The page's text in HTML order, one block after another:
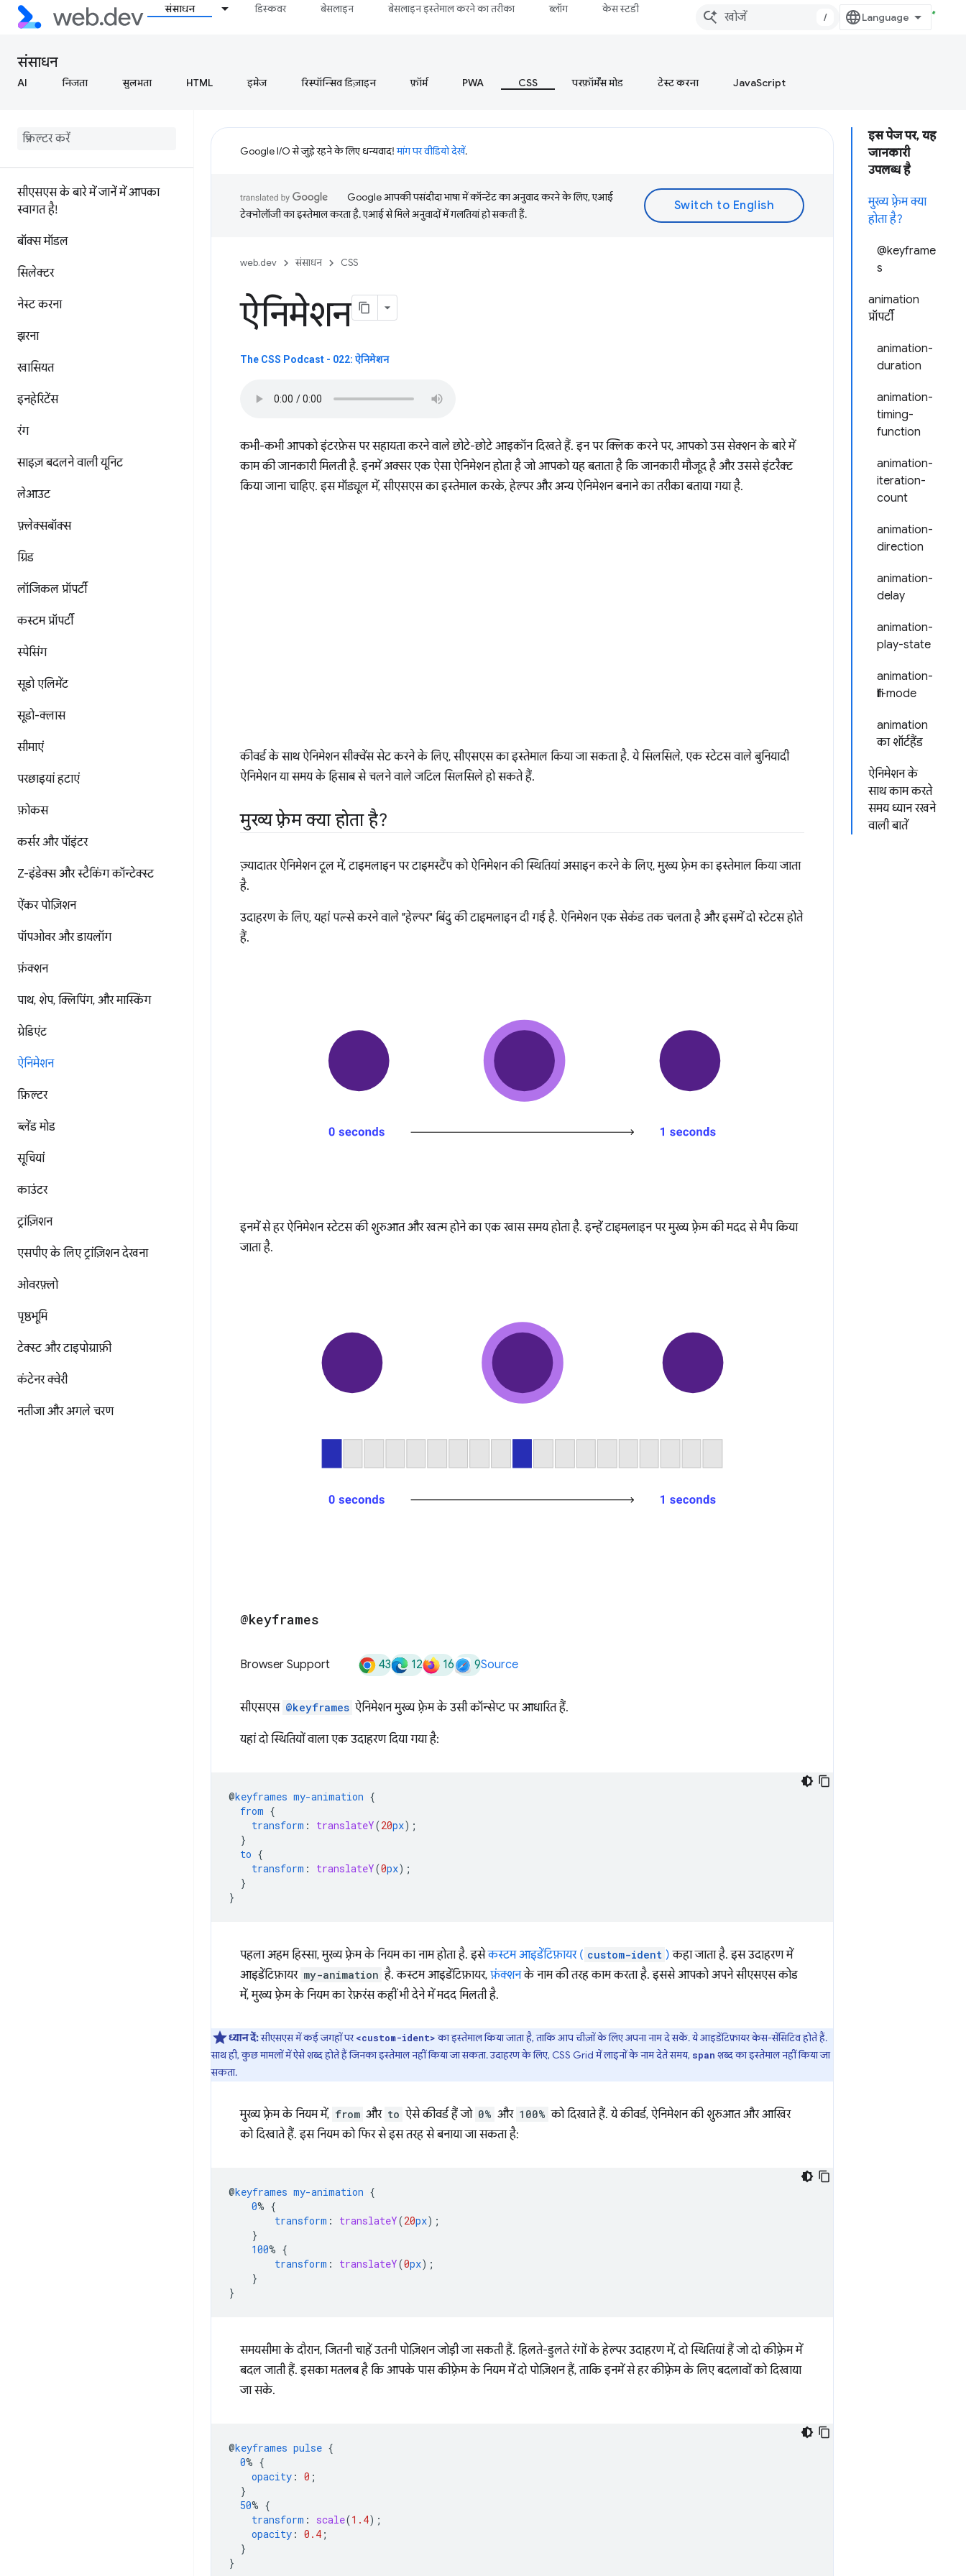
संसाधन डिस्कवर बेसलाइन बेसलाइन इस्तेमाल करने का तरीका ब्लॉग केस स्टडी
/
संसाधन
AI निजता सुलभता HTML इमेज रिस्पॉन्सिव डिज़ाइन फ़ॉर्म PWA CSS परफ़ॉर्मेंस मोड टेस्ट करना JavaScript
सीएसएस के बारे में जानें में आपका
स्वागत है!
बॉक्स मॉडल
सिलेक्टर
नेस्ट करना
झरना
खासियत
इनहेरिटेंस
रंग
साइज़ बदलने वाली यूनिट
लेआउट
फ़्लेक्सबॉक्स
ग्रिड
लॉजिकल प्रॉपर्टी
कस्टम प्रॉपर्टी
स्पेसिंग
सूडो एलिमेंट
सूडो-क्लास
सीमाएं
परछाइयां हटाएं
फ़ोकस
कर्सर और पॉइंटर
Z-इंडेक्स और स्टैकिंग कॉन्टेक्स्ट
ऐंकर पोज़िशन
पॉपओवर और डायलॉग
फ़ंक्शन
पाथ, शेप, क्लिपिंग, और मास्किंग
ग्रेडिएंट
ऐनिमेशन
फ़िल्टर
ब्लेंड मोड
सूचियां
काउंटर
ट्रांज़िशन
एसपीए के लिए ट्रांज़िशन देखना
ओवरफ़्लो
पृष्ठभूमि
टेक्स्ट और टाइपोग्राफ़ी
कंटेनर क्वेरी
नतीजा और अगले चरण
इस पेज पर, यह
जानकारी
उपलब्ध है
मुख्य फ़्रेम क्या
होता है?
@keyframe
s
animation
प्रॉपर्टी
animation-
duration
animation-
timing-
function
animation-
iteration-
count
animation-
direction
animation-
delay
animation-
play-state
animation-
fill-mode
animation
का शॉर्टहैंड
ऐनिमेशन के
साथ काम करते
समय ध्यान रखने
वाली बातें
Google I/O से जुड़े रहने के लिए धन्यवाद!मांग पर वीडियो देखें.
Google आपकी पसंदीदा भाषा में कॉन्टेंट का अनुवाद करने के लिए, एआई
टेक्नोलॉजी का इस्तेमाल करता है. एआई से मिले अनुवादों में गलतियां हो सकती हैं.
web.dev संसाधन CSS
ऐनिमेशन
The CSS Podcast - 022: ऐनिमेशन
कभी-कभी आपको इंटरफ़ेस पर सहायता करने वाले छोटे-छोटे आइकॉन दिखते हैं. इन पर क्लिक करने पर, आपको उस सेक्शन के बारे में
काम की जानकारी मिलती है. इनमें अक्सर एक ऐसा ऐनिमेशन होता है जो आपको यह बताता है कि जानकारी मौजूद है और उससे इंटरैक्ट
किया जाना चाहिए. इस मॉड्यूल में, सीएसएस का इस्तेमाल करके, हेल्पर और अन्य ऐनिमेशन बनाने का तरीका बताया गया है.
कीवर्ड के साथ ऐनिमेशन सीक्वेंस सेट करने के लिए, सीएसएस का इस्तेमाल किया जा सकता है. ये सिलसिले, एक स्टेटस वाले बुनियादी
ऐनिमेशन या समय के हिसाब से चलने वाले जटिल सिलसिले हो सकते हैं.
मुख्य फ़्रेम क्या होता है?
ज़्यादातर ऐनिमेशन टूल में, टाइमलाइन पर टाइमस्टैंप को ऐनिमेशन की स्थितियां असाइन करने के लिए, मुख्य फ़्रेम का इस्तेमाल किया जाता
है.
उदाहरण के लिए, यहां पल्से करने वाले "हेल्पर" बिंदु की टाइमलाइन दी गई है. ऐनिमेशन एक सेकंड तक चलता है और इसमें दो स्टेटस होते
हैं.
इनमें से हर ऐनिमेशन स्टेटस की शुरुआत और खत्म होने का एक खास समय होता है. इन्हें टाइमलाइन पर मुख्य फ़्रेम की मदद से मैप किया
जाता है.
@keyframes
Browser Support 43 12 16 9Source
सीएसएस @keyframes ऐनिमेशन मुख्य फ़्रेम के उसी कॉन्सेप्ट पर आधारित हैं.
यहां दो स्थितियों वाला एक उदाहरण दिया गया है:
@keyframes my-animation {
from {
transform : translateY(20px);
}
to {
transform : translateY(0px);
}
}
पहला अहम हिस्सा, मुख्य फ़्रेम के नियम का नाम होता है. इसेकस्टम आइडेंटिफ़ायर ( custom-ident ) कहा जाता है. इस उदाहरण में
आइडेंटिफ़ायर my-animation है. कस्टम आइडेंटिफ़ायर, फ़ंक्शनके नाम की तरह काम करता है. इससे आपको अपने सीएसएस कोड
में, मुख्य फ़्रेम के नियम का रेफ़रंस कहीं भी देने में मदद मिलती है.
ध्यान दें:सीएसएस में कई जगहों पर<custom-ident>का इस्तेमाल किया जाता है, ताकि आप चीज़ों के लिए अपना नाम दे सकें. ये आइडेंटिफ़ायर केस-सेंसिटिव होते हैं.
साथ ही, कुछ मामलों में ऐसे शब्द होते हैं जिनका इस्तेमाल नहीं किया जा सकता. उदाहरण के लिए, CSS Grid में लाइनों के नाम देते समय, span शब्द का इस्तेमाल नहीं किया जा
सकता.
मुख्य फ़्रेम के नियम में, from और to ऐसे कीवर्ड हैं जो 0% और 100% को दिखाते हैं. ये कीवर्ड, ऐनिमेशन की शुरुआत और आखिर
को दिखाते हैं. इस नियम को फिर से इस तरह से बनाया जा सकता है:
@keyframes my-animation {
0% {
transform : translateY(20px);
}
100% {
transform : translateY(0px);
}
}
समयसीमा के दौरान, जितनी चाहें उतनी पोज़िशन जोड़ी जा सकती हैं. हिलते-डुलते रंगों के हेल्पर उदाहरण में, दो स्थितियां हैं जो दो कीफ़्रेम में
बदल जाती हैं. इसका मतलब है कि आपके पास कीफ़्रेम के नियम में दो पोज़िशन हैं, ताकि इनमें से हर कीफ़्रेम के लिए बदलावों को दिखाया
जा सके.
@keyframes pulse {
0% {
opacity : 0 ;
}
50% {
transform : scale(1.4);
opacity : 0.4 ;
}
}